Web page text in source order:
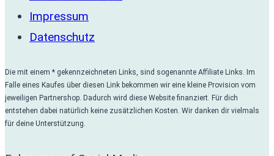
Impressum
Datenschutz
Die mit einem * gekennzeichneten Links, sind sogenannte Affiliate Links. Im
Falle eines Kaufes über diesen Link bekommen wir eine kleine Provision vom
jeweiligen Partnershop. Dadurch wird diese Website finanziert. Für dich
entstehen dabei natürlich keine zusätzlichen Kosten. Wir danken dir vielmals
für deine Unterstützung.